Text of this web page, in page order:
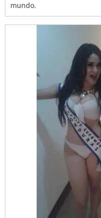
mundo.